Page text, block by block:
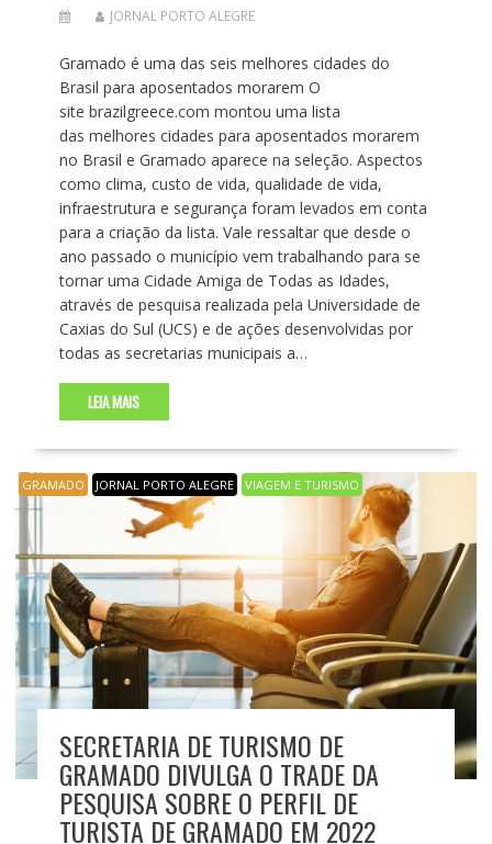
JORNAL PORTO ALEGRE
Gramado é uma das seis melhores cidades do
Brasil para aposentados morarem O
site brazilgreece.com montou uma lista
das melhores cidades para aposentados morarem
no Brasil e Gramado aparece na seleção. Aspectos
como clima, custo de vida, qualidade de vida,
infraestrutura e segurança foram levados em conta
para a criação da lista. Vale ressaltar que desde o
ano passado o município vem trabalhando para se
tornar uma Cidade Amiga de Todas as Idades,
através de pesquisa realizada pela Universidade de
Caxias do Sul (UCS) e de ações desenvolvidas por
todas as secretarias municipais a…
LEIA MAIS
GRAMADO JORNAL PORTO ALEGRE VIAGEM E TURISMO
SECRETARIA DE TURISMO DE
GRAMADO DIVULGA O TRADE DA
PESQUISA SOBRE O PERFIL DE
TURISTA DE GRAMADO EM 2022